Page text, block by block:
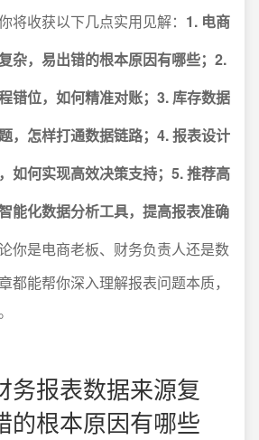
将收获以下几点实用见解： 1. 电商
杂，易出错的根本原因有哪些；2.
错位，如何精准对账；3. 库存数据
，怎样打通数据链路；4. 报表设计
如何实现高效决策支持；5. 推荐高
能化数据分析工具，提高报表准确
你是电商老板、财务负责人还是数
都能帮你深入理解报表问题本质，
务报表数据来源复
的根本原因有哪些